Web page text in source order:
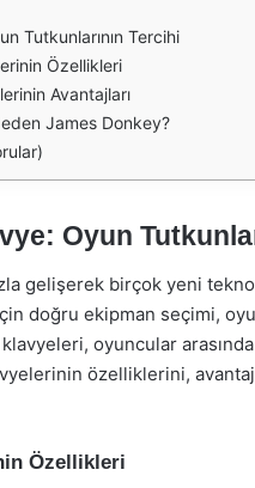
Tutkunlarının Tercihi
Özellikleri
Avantajları
James Donkey?
Oyun
gelişerek birçok yeni
doğru ekipman seçimi,
oyuncular
özelliklerini,
Özellikleri